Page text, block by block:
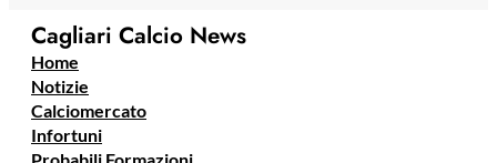
Cagliari Calcio News
Home
Notizie
Calciomercato
Infortuni
Probabili Formazioni